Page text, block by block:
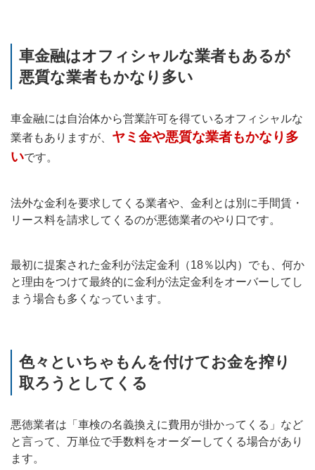
車金融はオフィシャルな業者もあるが
悪質な業者もかなり多い
車金融には自治体から営業許可を得ているオフィシャルな
業者もありますが、 ヤミ金や悪質な業者もかなり多
いです。
法外な金利を要求してくる業者や、金利とは別に手間賃・
リース料を請求してくるのが悪徳業者のやり口です。
最初に提案された金利が法定金利（18％以内）でも、何か
と理由をつけて最終的に金利が法定金利をオーバーしてし
まう場合も多くなっています。
色々といちゃもんを付けてお金を搾り
取ろうとしてくる
悪徳業者は「車検の名義換えに費用が掛かってくる」など
と言って、万単位で手数料をオーダーしてくる場合があり
ます。